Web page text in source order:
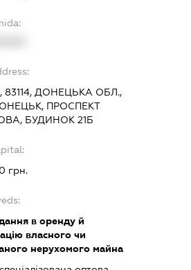
83114, ДОНЕЦЬКА ОБЛ.,
ПРОСПЕКТ
БУДИНОК 21Б
грн.
в оренду й
власного чи
нерухомого майна